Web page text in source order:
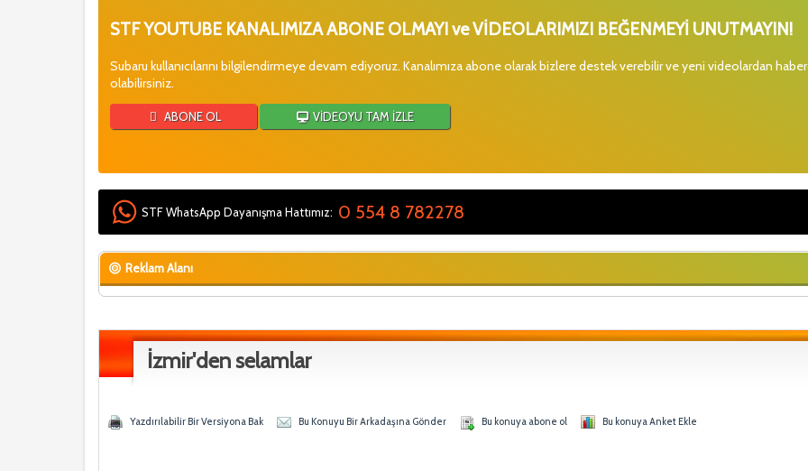
STF YOUTUBE KANALIMIZA ABONE OLMAYI ve VİDEOLARIMIZI BEĞENMEYİ UNUTMAYIN!
Subaru kullanıcılarını bilgilendirmeye devam ediyoruz. Kanalımıza abone olarak bizlere destek verebilir ve yeni videolardan
olabilirsiniz.
ABONE OL VİDEOYU TAM İZLE
STF WhatsApp Dayanışma Hattımız: 0 554 8 782278
Reklam Alanı
İzmir'den selamlar
Yazdırılabilir Bir Versiyona Bak Bu Konuyu Bir Arkadaşına Gönder Bu konuya abone ol Bu konuya Anket Ekle